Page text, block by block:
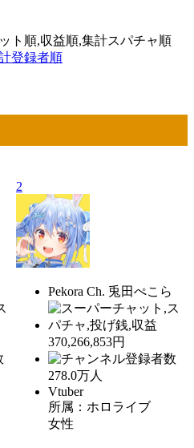
スパチャ順
登録者順
2
Pekora Ch. 兎田ぺこら
370,266,853円
278.0万人
Vtuber
所属：ホロライブ
女性